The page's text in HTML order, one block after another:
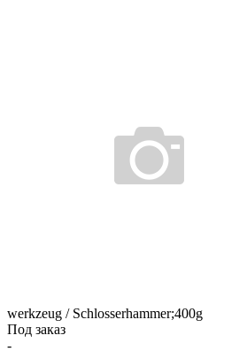
werkzeug / Schlosserhammer;400g
Под заказ
-